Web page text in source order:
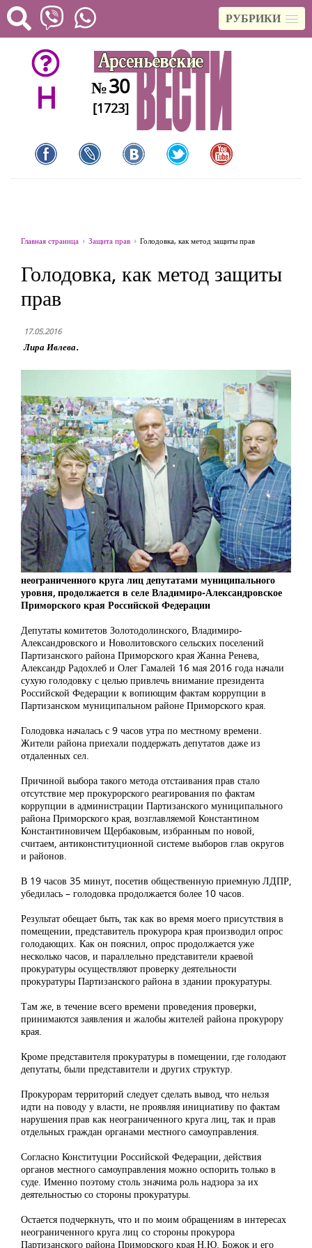
РУБРИКИ
H №30
[1723]
Главная страница Защита прав Голодовка, как метод защиты прав
Голодовка, как метод защиты
прав
17.05.2016
Лира Ивлева.
неограниченного круга лиц депутатами муниципального
уровня, продолжается в селе Владимиро-Александровское
Приморского края Российской Федерации
Депутаты комитетов Золотодолинского, Владимиро-
Александровского и Новолитовского сельских поселений
Партизанского района Приморского края Жанна Ренева,
Александр Радохлеб и Олег Гамалей 16 мая 2016 года начали
сухую голодовку с целью привлечь внимание президента
Российской Федерации к вопиющим фактам коррупции в
Партизанском муниципальном районе Приморского края.
Голодовка началась с 9 часов утра по местному времени.
Жители района приехали поддержать депутатов даже из
отдаленных сел.
Причиной выбора такого метода отстаивания прав стало
отсутствие мер прокурорского реагирования по фактам
коррупции в администрации Партизанского муниципального
района Приморского края, возглавляемой Константином
Константиновичем Щербаковым, избранным по новой,
считаем, антиконституционной системе выборов глав округов
и районов.
В 19 часов 35 минут, посетив общественную приемную ЛДПР,
убедилась – голодовка продолжается более 10 часов.
Результат обещает быть, так как во время моего присутствия в
помещении, представитель прокурора края производил опрос
голодающих. Как он пояснил, опрос продолжается уже
несколько часов, и параллельно представители краевой
прокуратуры осуществляют проверку деятельности
прокуратуры Партизанского района в здании прокуратуры.
Там же, в течение всего времени проведения проверки,
принимаются заявления и жалобы жителей района прокурору
края.
Кроме представителя прокуратуры в помещении, где голодают
депутаты, были представители и других структур.
Прокурорам территорий следует сделать вывод, что нельзя
идти на поводу у власти, не проявляя инициативу по фактам
нарушения прав как неограниченного круга лиц, так и прав
отдельных граждан органами местного самоуправления.
Согласно Конституции Российской Федерации, действия
органов местного самоуправления можно оспорить только в
суде. Именно поэтому столь значима роль надзора за их
деятельностью со стороны прокуратуры.
Остается подчеркнуть, что и по моим обращениям в интересах
неограниченного круга лиц со стороны прокурора
Партизанского района Приморского края Н.Ю. Божок и его